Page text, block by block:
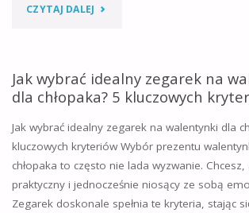
CZYTAJ DALEJ "SYMBOLIKA
DLACZEGO
ZEGAREK
MOŻE
BYĆ
IDEALNYM
Jak wybrać idealny zegarek na
dla chłopaka? 5 kluczowych
Jak wybrać idealny zegarek na walentynki dla
kluczowych kryteriów Wybór prezentu
chłopaka to często nie lada wyzwanie. Chcesz,
praktyczny i jednocześnie niosący ze sobą
Zegarek doskonale spełnia te kryteria, stając